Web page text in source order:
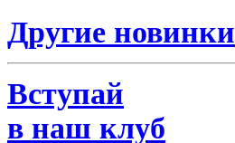
Другие новинки
Вступай
в наш клуб